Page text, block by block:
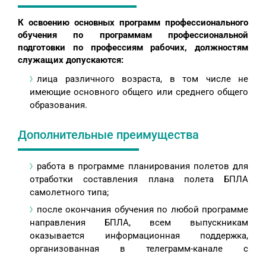
К освоению основных программ профессионального
обучения по программам профессиональной
подготовки по профессиям рабочих, должностям
служащих допускаются:
лица различного возраста, в том числе не
имеющие основного общего или среднего общего
образования.
Дополнительные преимущества
работа в программе планирования полетов для
отработки составления плана полета БПЛА
самолетного типа;
после окончания обучения по любой программе
направления БПЛА, всем выпускникам
оказывается информационная поддержка,
организованная в телеграмм-канале с